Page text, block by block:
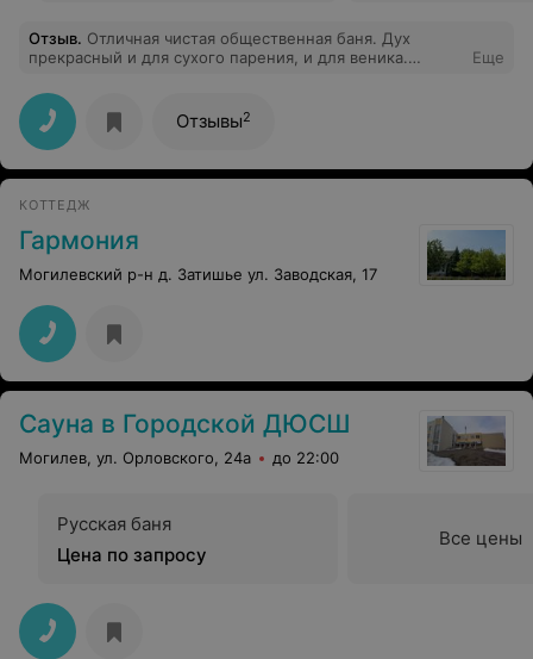
Отзыв. Отличная чистая общественная баня. Дух
прекрасный и для сухого парения, и для веника.
бурчат, не ворчат, не возмущаются), можно получить
не только физическое наслаждение, но и душевное.
Еще
Отзывы2
КОТТЕДЖ
Гармония
Могилевский р-н д. Затишье ул. Заводская, 17
Сауна в Городской ДЮСШ
Могилев, ул. Орловского, 24а до 22:00
Русская баня
Цена по запросу
Все цены